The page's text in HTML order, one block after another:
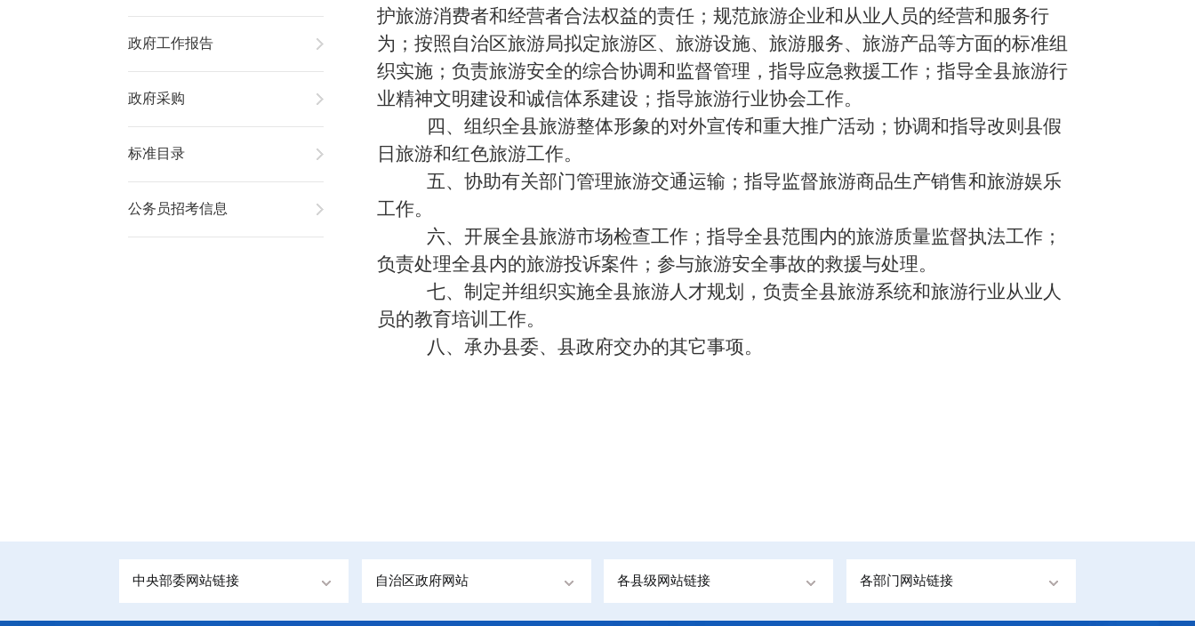
政府工作报告
政府采购
标准目录
公务员招考信息
护旅游消费者和经营者合法权益的责任；规范旅游企业和从业人员的经营和服务行
为；按照自治区旅游局拟定旅游区、旅游设施、旅游服务、旅游产品等方面的标准组
织实施；负责旅游安全的综合协调和监督管理，指导应急救援工作；指导全县旅游行
业精神文明建设和诚信体系建设；指导旅游行业协会工作。
四、组织全县旅游整体形象的对外宣传和重大推广活动；协调和指导改则县假
日旅游和红色旅游工作。
五、协助有关部门管理旅游交通运输；指导监督旅游商品生产销售和旅游娱乐
工作。
六、开展全县旅游市场检查工作；指导全县范围内的旅游质量监督执法工作；
负责处理全县内的旅游投诉案件；参与旅游安全事故的救援与处理。
七、制定并组织实施全县旅游人才规划，负责全县旅游系统和旅游行业从业人
员的教育培训工作。
八、承办县委、县政府交办的其它事项。
中央部委网站链接 自治区政府网站 各县级网站链接 各部门网站链接